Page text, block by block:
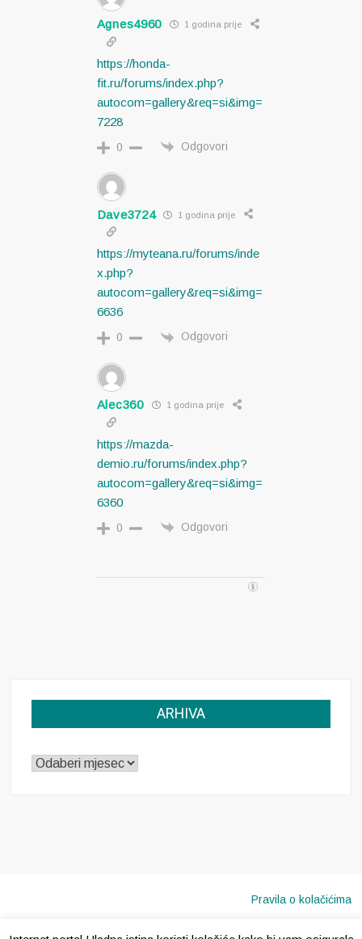
Agnes4960 1 godina prije
https://honda-
fit.ru/forums/index.php?
autocom=gallery&req=si&img=
7228
0 Odgovori
Dave3724 1 godina prije
https://myteana.ru/forums/inde
x.php?
autocom=gallery&req=si&img=
6636
0 Odgovori
Alec360 1 godina prije
https://mazda-
demio.ru/forums/index.php?
autocom=gallery&req=si&img=
6360
0 Odgovori
ARHIVA
ARHIVA
Pravila o kolačićima